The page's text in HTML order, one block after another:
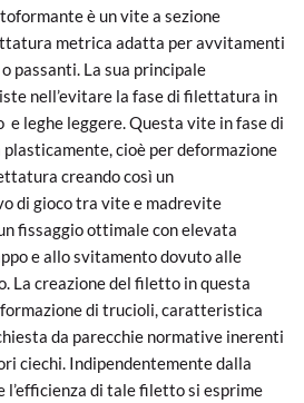
è un vite a sezione
metrica adatta per avvitamenti
passanti. La sua principale
nell’evitare la fase di filettatura in
e leghe leggere. Questa vite in fase di
cioè per deformazione
creando così un
di gioco tra vite e madrevite
fissaggio ottimale con elevata
e allo svitamento dovuto alle
La creazione del filetto in questa
di trucioli, caratteristica
da parecchie normative inerenti
ciechi. Indipendentemente dalla
l’efficienza di tale filetto si esprime